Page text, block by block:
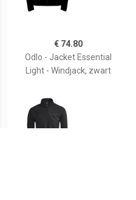
€ 74.80
Odlo - Jacket Essential
Light - Windjack, zwart